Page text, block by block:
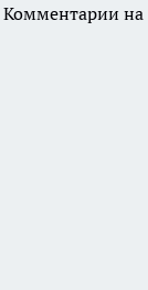
Комментарии на